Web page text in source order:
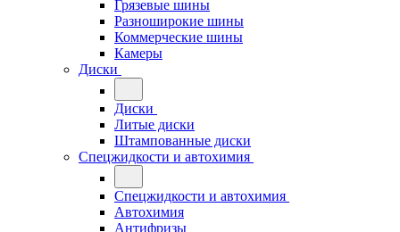
Грязевые шины
Разноширокие шины
Коммерческие шины
Камеры
Диски
Диски
Литые диски
Штампованные диски
Спецжидкости и автохимия
Спецжидкости и автохимия
Автохимия
Антифризы